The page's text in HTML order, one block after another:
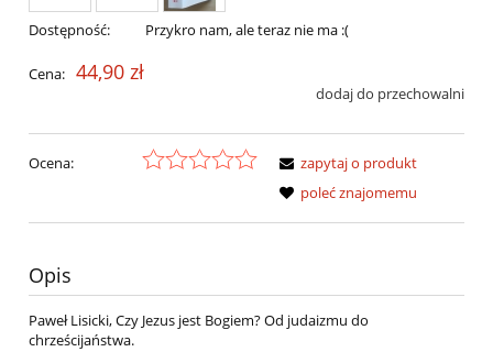
Dostępność: Przykro nam, ale teraz nie ma :(
Cena: 44,90 zł
dodaj do przechowalni
Ocena:
zapytaj o produkt
poleć znajomemu
Opis
Paweł Lisicki, Czy Jezus jest Bogiem? Od judaizmu do
chrześcijaństwa.